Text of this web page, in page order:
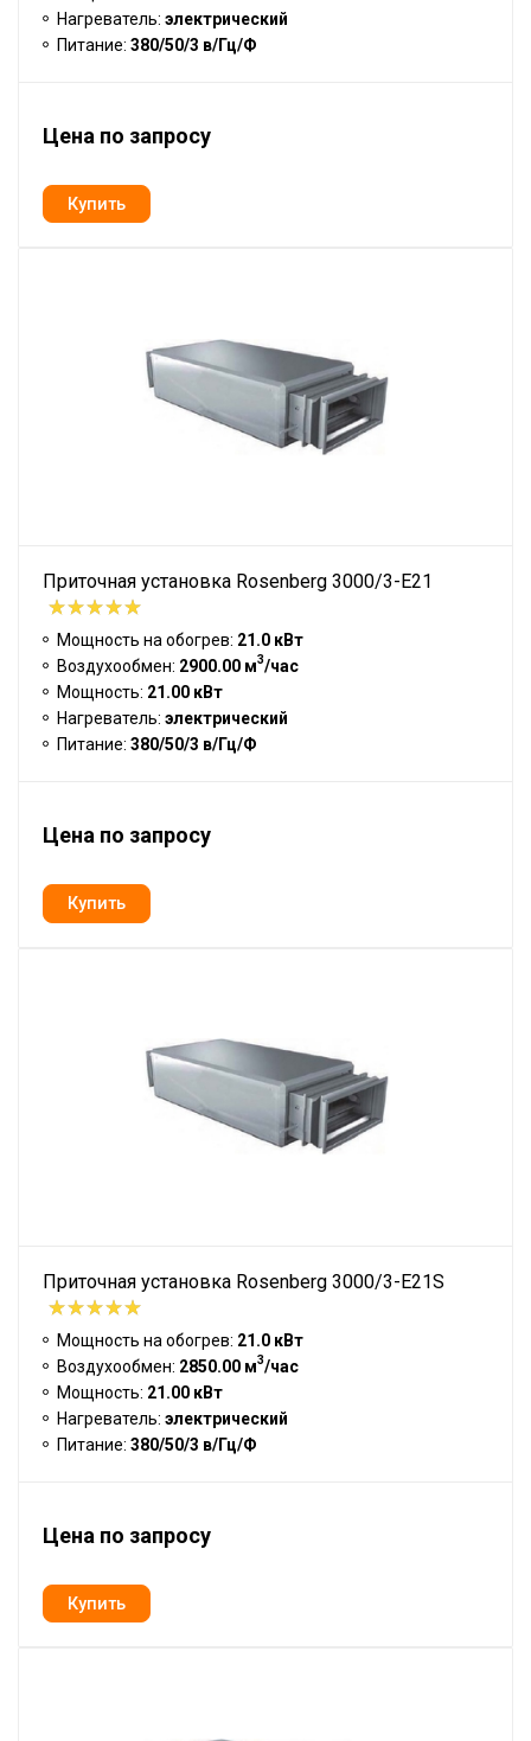
Нагреватель: электрический
Питание: 380/50/3 в/Гц/Ф
Цена по запросу
Приточная установка Rosenberg 3000/3-E21
Мощность на обогрев: 21.0 кВт
Воздухообмен: 2900.00 м3/час
Мощность: 21.00 кВт
Нагреватель: электрический
Питание: 380/50/3 в/Гц/Ф
Цена по запросу
Приточная установка Rosenberg 3000/3-E21S
Мощность на обогрев: 21.0 кВт
Воздухообмен: 2850.00 м3/час
Мощность: 21.00 кВт
Нагреватель: электрический
Питание: 380/50/3 в/Гц/Ф
Цена по запросу